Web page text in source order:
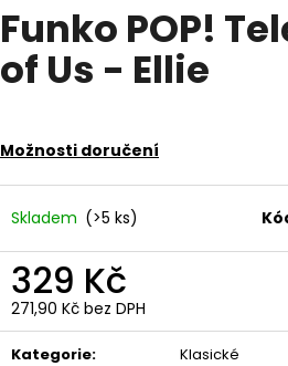
produktu
je
z
Funko POP!
of Us - Ellie
Možnosti doručení
Skladem (>5 ks)
329 Kč
271,90 Kč bez DPH
Měrná
cena:
Kategorie:
Klasické
HLEDAT